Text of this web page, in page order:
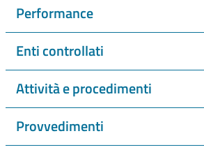
Performance
Enti controllati
Attività e procedimenti
Provvedimenti